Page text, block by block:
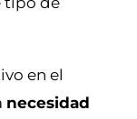
en el
necesidad